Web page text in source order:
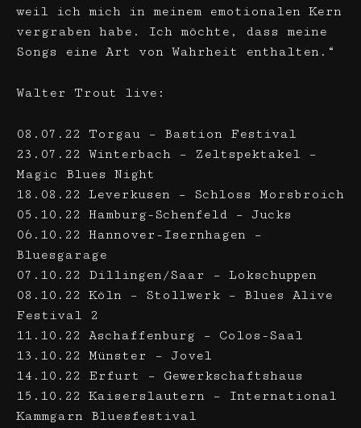
weil ich mich in meinem emotionalen Kern
vergraben habe. Ich möchte, dass meine
Songs eine Art von Wahrheit enthalten.“
Walter Trout live:
08.07.22 Torgau – Bastion Festival
23.07.22 Winterbach – Zeltspektakel –
Magic Blues Night
18.08.22 Leverkusen – Schloss Morsbroich
05.10.22 Hamburg-Schenfeld – Jucks
06.10.22 Hannover-Isernhagen –
Bluesgarage
07.10.22 Dillingen/Saar – Lokschuppen
08.10.22 Köln – Stollwerk – Blues Alive
Festival 2
11.10.22 Aschaffenburg – Colos-Saal
13.10.22 Münster – Jovel
14.10.22 Erfurt – Gewerkschaftshaus
15.10.22 Kaiserslautern – International
Kammgarn Bluesfestival